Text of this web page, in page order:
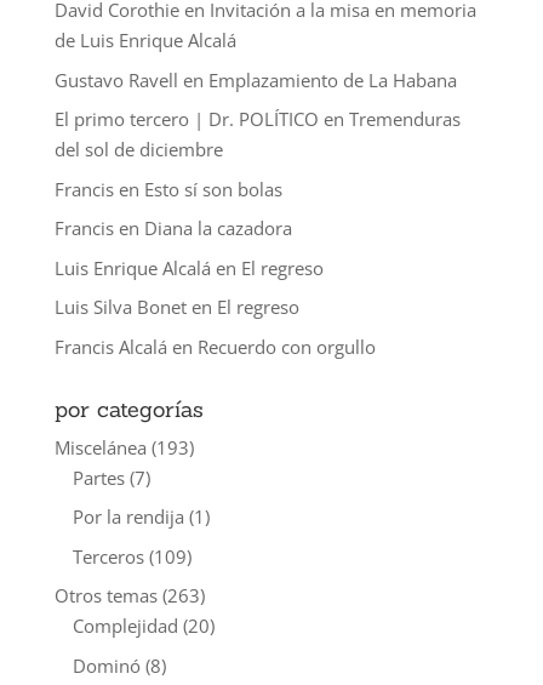
David Corothieen Invitación a la misa en memoria
de Luis Enrique Alcalá
Gustavo Ravell en Emplazamiento de La Habana
El primo tercero | Dr. POLÍTICO en Tremenduras
del sol de diciembre
Francisen Esto sí son bolas
Francisen Diana la cazadora
Luis Enrique Alcalá en El regreso
Luis Silva Boneten El regreso
Francis Alcalá en Recuerdo con orgullo
por categorías
Miscelánea (193)
Partes(7)
Por la rendija (1)
Terceros(109)
Otros temas(263)
Complejidad (20)
Dominó(8)